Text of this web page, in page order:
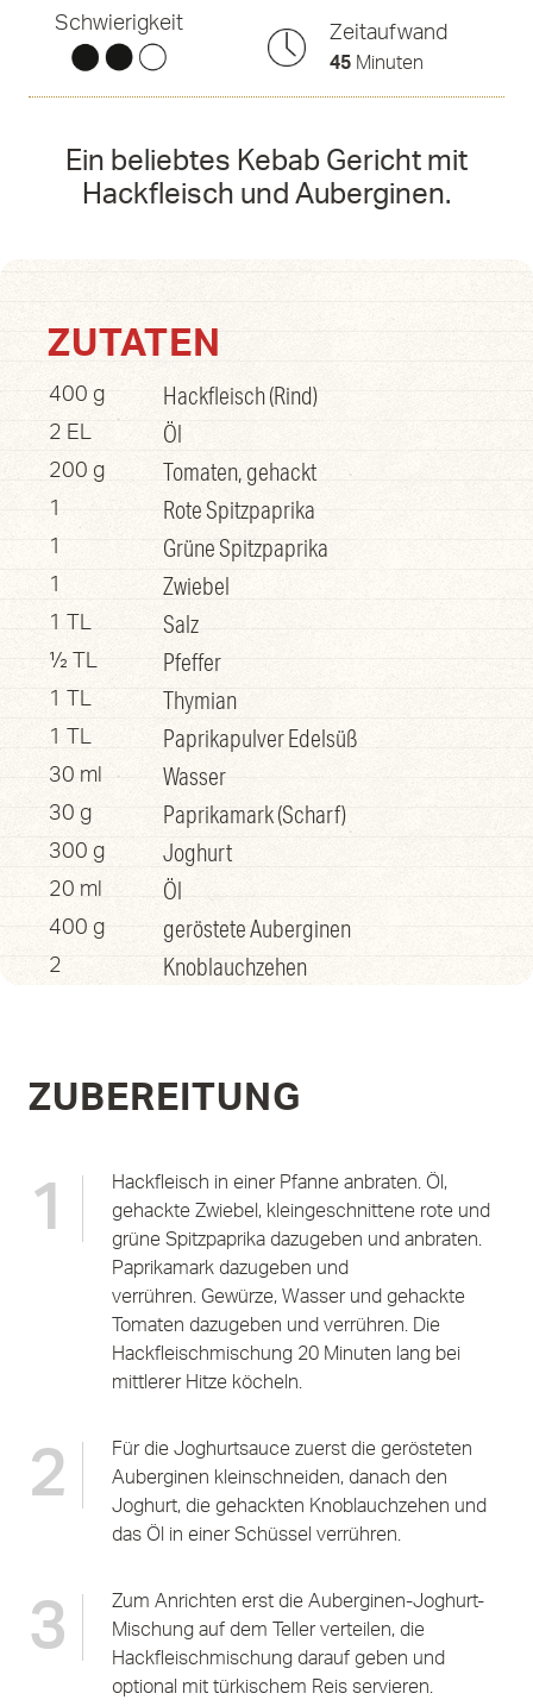
Schwierigkeit Zeitaufwand
45Minuten
Ein beliebtes Kebab Gericht mit
Hackfleisch und Auberginen.
ZUTATEN
400 g Hackfleisch (Rind)
2 EL Öl
200 g Tomaten, gehackt
1 Rote Spitzpaprika
1 Grüne Spitzpaprika
1 Zwiebel
1 TL Salz
½ TL Pfeffer
1 TL Thymian
1 TL Paprikapulver Edelsüß
30 ml Wasser
30 g Paprikamark (Scharf)
300 g Joghurt
20 ml Öl
400 g geröstete Auberginen
2 Knoblauchzehen
ZUBEREITUNG
1
Hackfleisch in einer Pfanne anbraten. Öl,
gehackte Zwiebel, kleingeschnittene rote und
grüne Spitzpaprika dazugeben und anbraten.
Paprikamark dazugeben und
verrühren. Gewürze, Wasser und gehackte
Tomaten dazugeben und verrühren. Die
Hackfleischmischung 20 Minuten lang bei
mittlerer Hitze köcheln.
2
Für die Joghurtsauce zuerst die gerösteten
Auberginen kleinschneiden, danach den
Joghurt, die gehackten Knoblauchzehen und
das Öl in einer Schüssel verrühren.
3
Zum Anrichten erst die Auberginen-Joghurt-
Mischung auf dem Teller verteilen, die
Hackfleischmischung darauf geben und
optional mit türkischem Reis servieren.